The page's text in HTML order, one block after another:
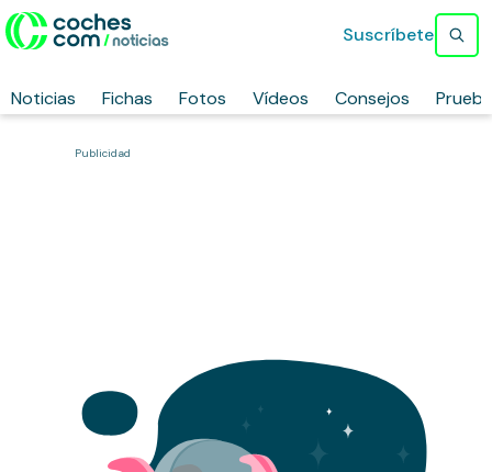
Noticias Fichas Fotos Vídeos Consejos
Suscríbete
Publicidad